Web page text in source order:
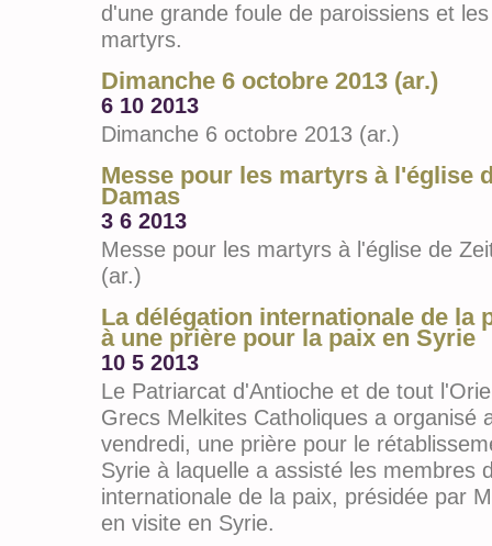
d'une grande foule de paroissiens et
martyrs.
Dimanche 6 octobre 2013 (ar.)
6 10 2013
Dimanche 6 octobre 2013 (ar.)
Messe pour les martyrs à l'église
Damas
3 6 2013
Messe pour les martyrs à l'église de
(ar.)
La délégation internationale de la
à une prière pour la paix en Syrie
10 5 2013
Le Patriarcat d'Antioche et de tout
Grecs Melkites Catholiques a organisé
vendredi, une prière pour le
Syrie à laquelle a assisté les membres
internationale de la paix, présidée par
en visite en Syrie.